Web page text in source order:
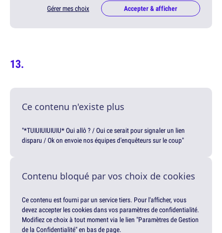
Gérer mes choix Accepter & afficher
Ce contenu n'existe plus
"*TUIUIUIUIUIU* Oui allô ? / Oui ce serait pour signaler un lien
disparu / Ok on envoie nos équipes d'enquêteurs sur le coup"
Contenu bloqué par vos choix de cookies
Ce contenu est fourni par un service tiers. Pour l'afficher, vous
devez accepter les cookies dans vos paramètres de confidentialité.
Modifiez ce choix à tout moment via le lien "Paramètres de Gestion
de la Confidentialité" en bas de page.